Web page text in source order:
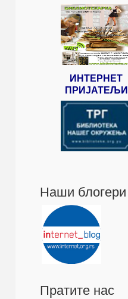
ИНТЕРНЕТ
ПРИЈАТЕЉИ
Наши блогери
Пратите нас